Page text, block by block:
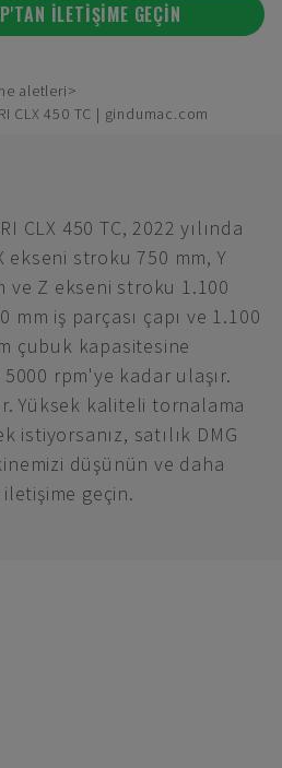
ILETIŞIME GEÇIN
aletleri
CLX 450 TC | gindumac.com
CLX 450 TC, 2022 yılında
stroku 750 mm, Y
ve Z ekseni stroku 1.100
mm iş parçası çapı ve 1.100
çubuk kapasitesine
rpm'ye kadar ulaşır.
Yüksek kaliteli tornalama
istiyorsanız, satılık DMG
düşünün ve daha
geçin.